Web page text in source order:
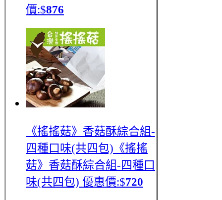
價:$876
《搖搖菇》香菇酥綜合組-
四種口味(共四包) 《搖搖
菇》香菇酥綜合組-四種口
味(共四包) 優惠價:$720